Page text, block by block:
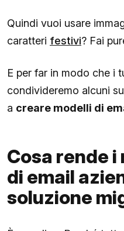
Quindi vuoi usare
caratteri festivi? Fai
E per far in modo che i
condivideremo alcuni
a creare modelli di
Cosa rende
di email
soluzione